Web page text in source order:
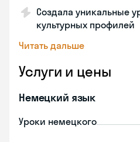
Создала уникальные
культурных профилей
Читать дальше
Услуги и цены
Немецкий язык
Уроки немецкого